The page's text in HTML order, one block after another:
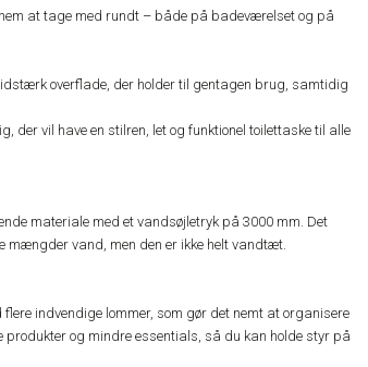
at tage med rundt – både på badeværelset og på
overflade, der holder til gentagen brug, samtidig
der vil have en stilren, let og funktionel toilettaske til alle
materiale med et vandsøjletryk på 3000 mm. Det
mængder vand, men den er ikke helt vandtæt.
indvendige lommer, som gør det nemt at organisere
og mindre essentials, så du kan holde styr på